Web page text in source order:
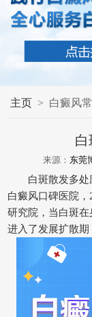
主页 > 白癜风
白
来源： 东莞
白斑散发多处
白癜风口碑医院
研究院，当白斑
进入了发展扩散期